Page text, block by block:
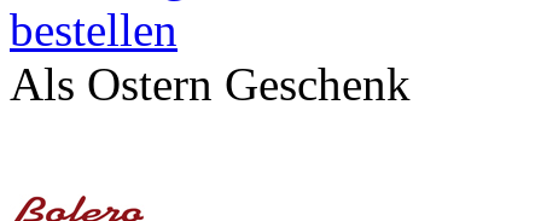
bestellen
Als Ostern Geschenk